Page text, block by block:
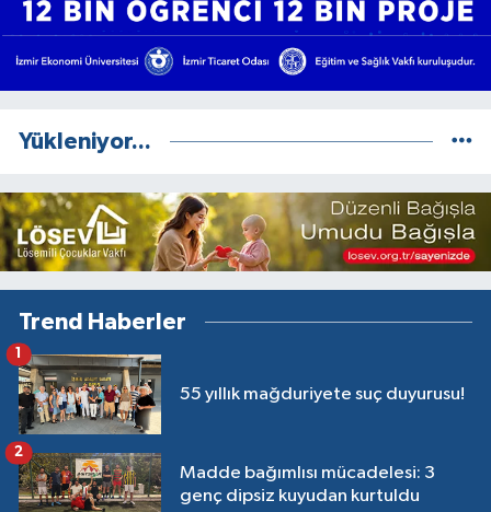
Yükleniyor...
Trend Haberler
55 yıllık mağduriyete suç duyurusu!
1
Madde bağımlısı mücadelesi: 3
genç dipsiz kuyudan kurtuldu
2